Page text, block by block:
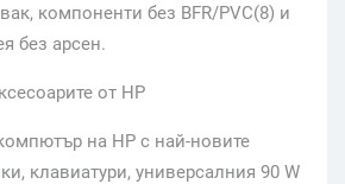
компоненти без BFR/PVC(8) и
без арсен.
от HP
на HP с най-новите
клавиатури, универсалния 90 W